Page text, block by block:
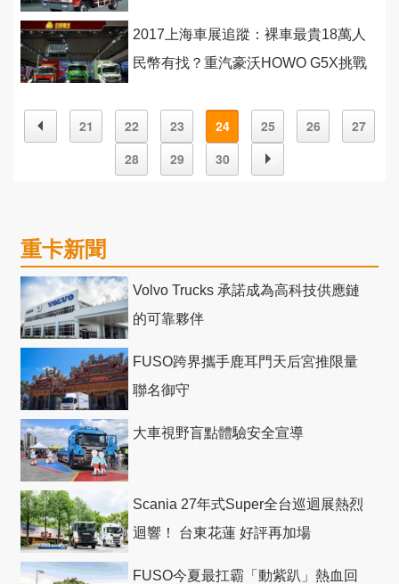
2017上海車展追蹤：裸車最貴18萬人
民幣有找？重汽豪沃HOWO G5X挑戰
21 22 23 24 25 26
27
28
29 30
重卡新聞
Volvo Trucks 承諾成為高科技供應鏈
的可靠夥伴
FUSO跨界攜手鹿耳門天后宮推限量
聯名御守
大車視野盲點體驗安全宣導
Scania 27年式Super全台巡迴展熱烈
迴響！ 台東花蓮 好評再加場
FUSO今夏最扛霸「動紫趴」熱血回